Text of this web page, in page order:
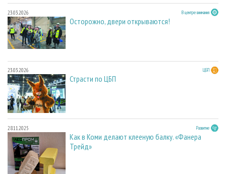
23.03.2026 В центре внимания
Осторожно, двери открываются!
23.03.2026 ЦБП
Страсти по ЦБП
28.11.2025 Развитие
Как в Коми делают клееную балку. «Фанера
Трейд»